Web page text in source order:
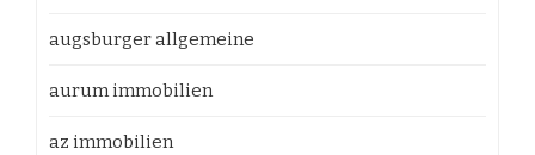
augsburger allgemeine
aurum immobilien
az immobilien